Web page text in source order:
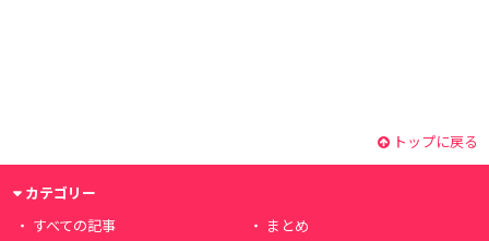
トップに戻る
カテゴリー
すべての記事
まとめ